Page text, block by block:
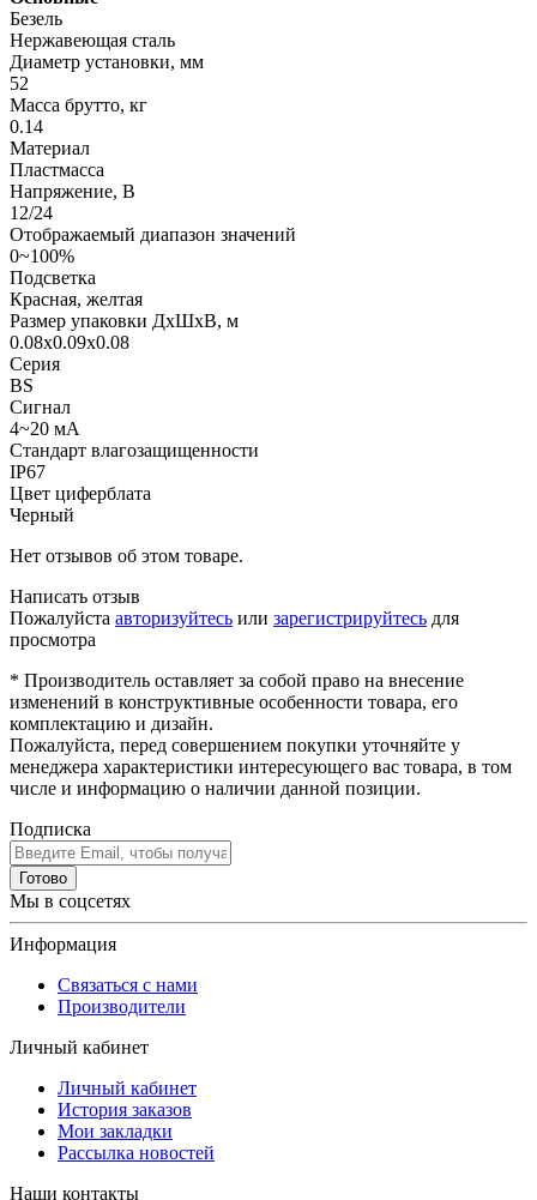
Безель
Нержавеющая сталь
Диаметр установки, мм
52
Масса брутто, кг
0.14
Материал
Пластмасса
Напряжение, В
12/24
Отображаемый диапазон значений
0~100%
Подсветка
Красная, желтая
Размер упаковки ДхШхВ, м
0.08x0.09x0.08
Серия
BS
Сигнал
4~20 мА
Стандарт влагозащищенности
IP67
Цвет циферблата
Черный
Нет отзывов об этом товаре.
Написать отзыв
Пожалуйста авторизуйтесь или зарегистрируйтесь для
просмотра
* Производитель оставляет за собой право на внесение
изменений в конструктивные особенности товара, его
комплектацию и дизайн.
Пожалуйста, перед совершением покупки уточняйте у
менеджера характеристики интересующего вас товара, в том
числе и информацию о наличии данной позиции.
Подписка
Готово
Мы в соцсетях
Информация
Связаться с нами
Производители
Личный кабинет
Личный кабинет
История заказов
Мои закладки
Рассылка новостей
Наши контакты